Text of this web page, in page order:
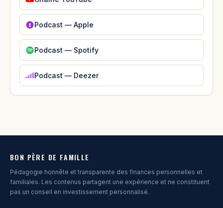
Podcast — Apple
Podcast — Spotify
Podcast — Deezer
BON PÈRE DE FAMILLE
Pédagogie honnête et transparente des finances personnelles et
familiales. Les contenus partagent une expérience et ne constituent
pas un conseil en investissement personnalisé.